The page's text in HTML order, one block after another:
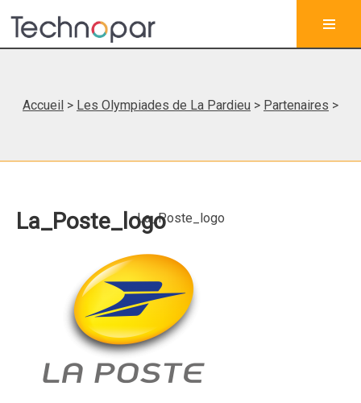
Accueil > Les Olympiades de La Pardieu > Partenaires >
La_Poste_logo
La_Poste_logo